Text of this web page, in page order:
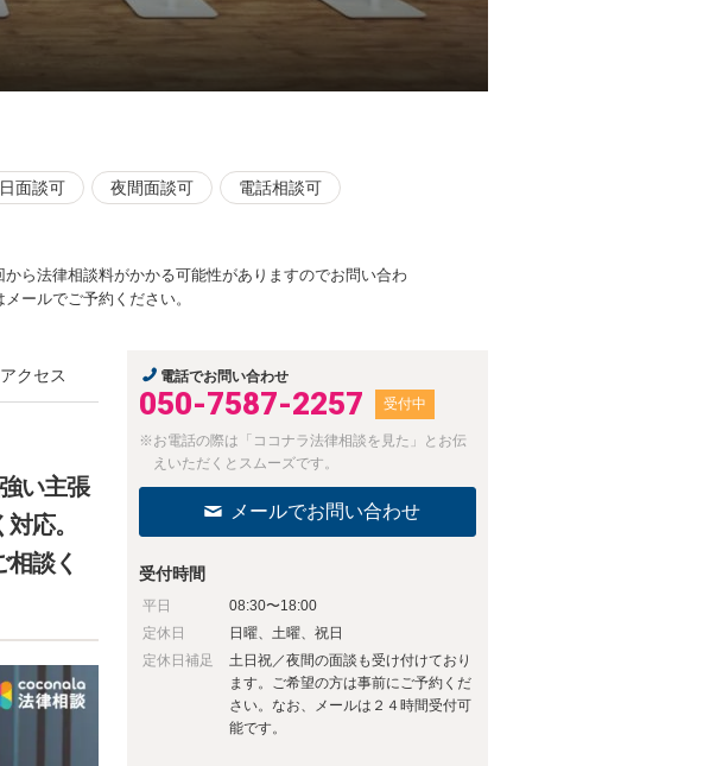
面談可 夜間面談可 電話相談可
ら法律相談料がかかる可能性がありますのでお問い合わ
ールでご予約ください。
アクセス
い主張
応。
談く
電話でお問い合わせ
050-7587-2257 受付中
※お電話の際は「ココナラ法律相談を見た」とお伝
えいただくとスムーズです。
メールでお問い合わせ
受付時間
平日
08:30〜18:00
定休日
日曜、土曜、祝日
定休日補足
土日祝／夜間の面談も受け付けており
ます。ご希望の方は事前にご予約くだ
さい。なお、メールは２４時間受付可
能です。